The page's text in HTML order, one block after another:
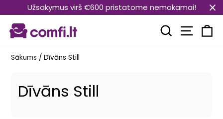
uz
saturu
Užsakymus virš €600 pristatome nemokamai!
Meklēt
Sākums / Dīvāns Still
Dīvāns Still